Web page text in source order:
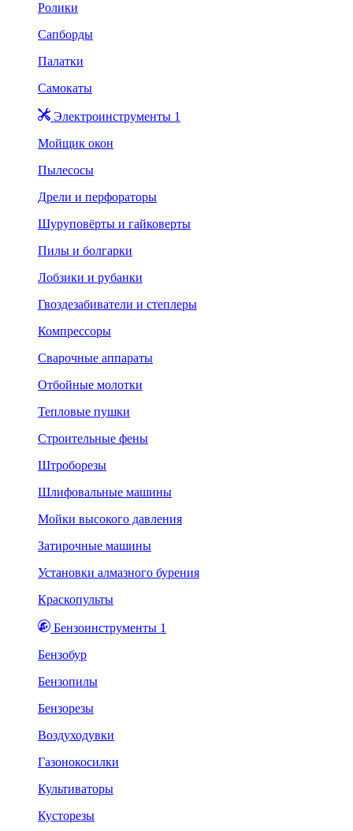
Ролики
Сапборды
Палатки
Самокаты
Электроинструменты 1
Мойщик окон
Пылесосы
Дрели и перфораторы
Шуруповёрты и гайковерты
Пилы и болгарки
Лобзики и рубанки
Гвоздезабиватели и степлеры
Компрессоры
Сварочные аппараты
Отбойные молотки
Тепловые пушки
Строительные фены
Штроборезы
Шлифовальные машины
Мойки высокого давления
Затирочные машины
Установки алмазного бурения
Краскопульты
Бензоинструменты 1
Бензобур
Бензопилы
Бензорезы
Воздуходувки
Газонокосилки
Культиваторы
Кусторезы